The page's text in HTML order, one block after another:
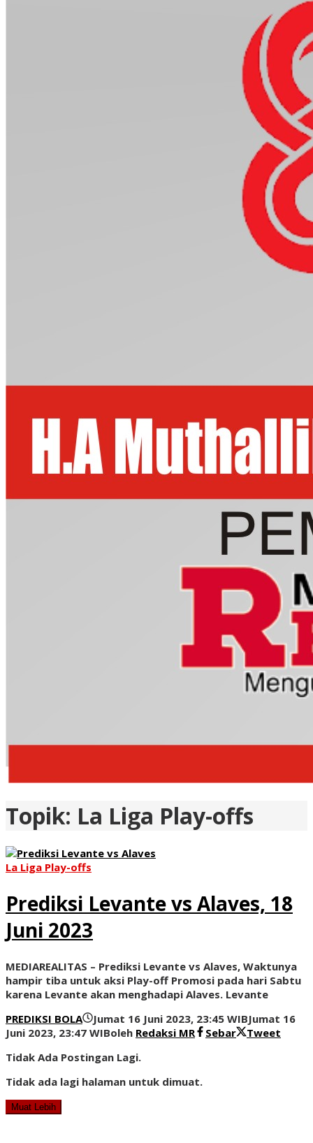
Topik: La Liga Play-offs
La Liga Play-offs
Prediksi Levante vs Alaves, 18
Juni 2023
MEDIAREALITAS – Prediksi Levante vs Alaves, Waktunya
hampir tiba untuk aksi Play-off Promosi pada hari Sabtu
karena Levante akan menghadapi Alaves. Levante
PREDIKSI BOLA
Jumat 16 Juni 2023, 23:45 WIBJumat 16
Juni 2023, 23:47 WIBoleh Redaksi MR Sebar
Tweet
Tidak Ada Postingan Lagi.
Tidak ada lagi halaman untuk dimuat.
Muat Lebih